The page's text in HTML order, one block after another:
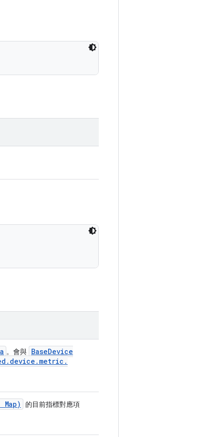
。會與 BaseDevice
. device . metric .
Map) 的目前指標對應項